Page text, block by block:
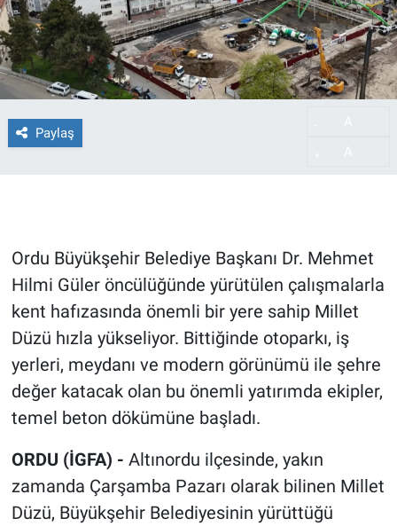
Paylaş
Ordu Büyükşehir Belediye Başkanı Dr. Mehmet
Hilmi Güler öncülüğünde yürütülen çalışmalarla
kent hafızasında önemli bir yere sahip Millet
Düzü hızla yükseliyor. Bittiğinde otoparkı, iş
yerleri, meydanı ve modern görünümü ile şehre
değer katacak olan bu önemli yatırımda ekipler,
temel beton dökümüne başladı.
ORDU (İGFA) - Altınordu ilçesinde, yakın
zamanda Çarşamba Pazarı olarak bilinen Millet
Düzü, Büyükşehir Belediyesinin yürüttüğü
Haber Arşivi